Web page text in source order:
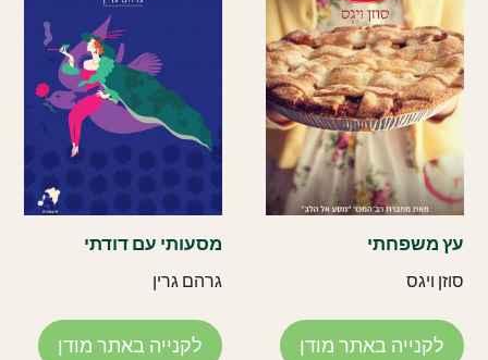
עץ משפחתי
סוזן ויגס
לקנייה באתר מודן
מסעותי עם דודתי
גרהם גרין
לקנייה באתר מודן